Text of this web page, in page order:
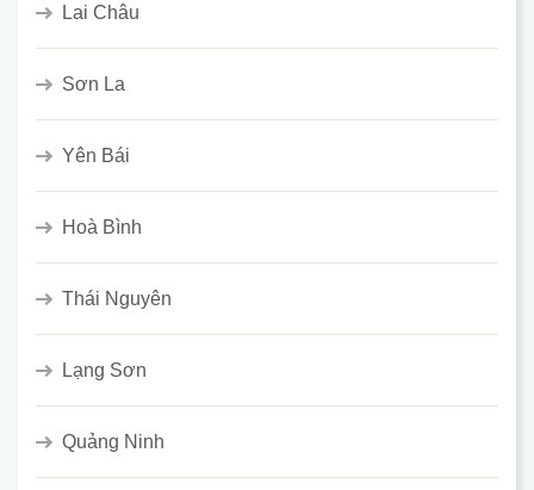
Lai Châu
Sơn La
Yên Bái
Hoà Bình
Thái Nguyên
Lạng Sơn
Quảng Ninh